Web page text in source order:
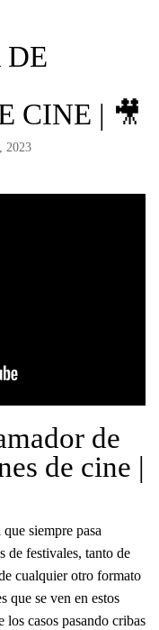
DE
CINE | 🎥
2023
de
de cine |
siempre pasa
de festivales, tanto de
cualquier otro formato
que se ven en estos
los casos pasando cribas